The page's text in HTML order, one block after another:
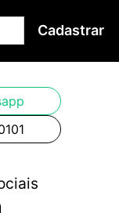
Cadastrar